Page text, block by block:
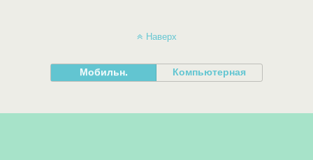
Наверх
Мобильн. Компьютерная